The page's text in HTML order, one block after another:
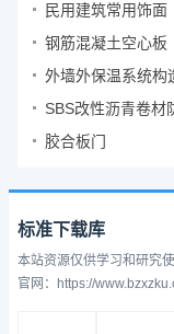
民用建筑常用饰面
钢筋混凝土空心板
SBS改性沥青卷材
胶合板门
标准下载库
本站资源仅供学习和研究
官网：https://